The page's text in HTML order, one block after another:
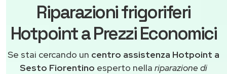
Riparazioni frigoriferi
Hotpoint a Prezzi Economici
Se stai cercando un centro assistenza Hotpoint a
Sesto Fiorentino esperto nella riparazione di